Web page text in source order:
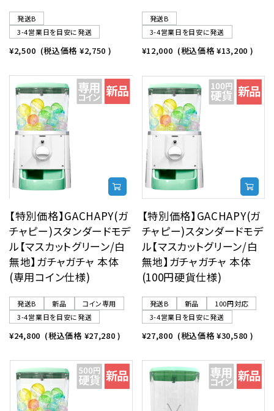
発送B
3-4営業日を目安に発送
¥2,500 (税込価格 ¥2,750 )
発送B
3-4営業日を目安に発送
¥12,000 (税込価格¥13,200 )
【特別価格】GACHAPY(ガ
チャピー)スタンダードモデ
ル【マスカットグリーン/白
無地】ガチャガチャ 本体
(専用コイン仕様)
発送B 新品
コイン専用
3-4営業日を目安に発送
¥24,800 (税込価格 ¥27,280 )
【特別価格】GACHAPY(ガ
チャピー)スタンダードモデ
ル【マスカットグリーン/白
無地】ガチャガチャ 本体
(100円硬貨仕様)
発送B 新品
100円対応
3-4営業日を目安に発送
¥27,800 (税込価格¥30,580 )